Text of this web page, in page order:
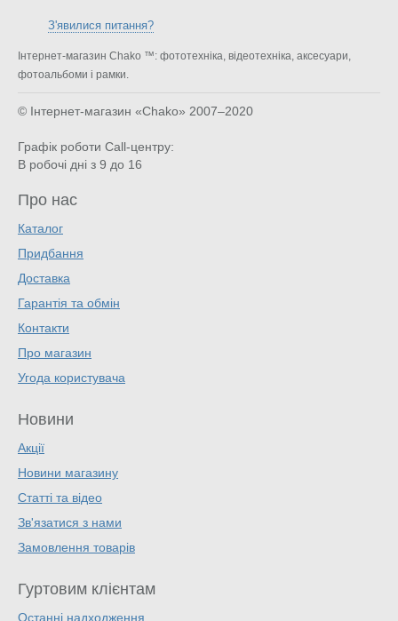
З'явилися питання?
Інтернет-магазин Chako ™: фототехніка, відеотехніка, аксесуари,
фотоальбоми і рамки.
© Інтернет-магазин «Chako» 2007–2020
Графік роботи Call-центру:
В робочі дні з 9 до 16
Про нас
Каталог
Придбання
Доставка
Гарантія та обмін
Контакти
Про магазин
Угода користувача
Новини
Акції
Новини магазину
Статті та відео
Зв'язатися з нами
Замовлення товарів
Гуртовим клієнтам
Останні надходження